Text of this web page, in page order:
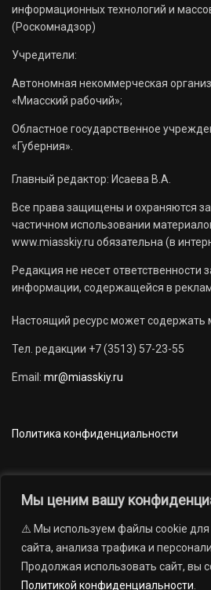
Мы ценим вашу
⚠️ Мы используем файлы cookie для
сайта, анализа трафика и
Продолжая использовать сайт, вы
Политикой конфиденциальности
информационных технологий и
(Роскомнадзор)
Учредители:
Автономная некоммерческая
«Миасский рабочий»;
Областное государственное
«Губерния».
Главный редактор: Исаева В.А.
Все права защищены и охраняются
частичном использовании
www.miasskiy.ru обязательна (в
Редакция не несет ответственности
информации, содержащейся в
Настоящий ресурс может содержать
Тел. редакции +7 (3513) 57-23-55
Email: mr@miasskiy.ru
Политика конфиденциальности
Новости Наши проекты
АРХИВ
16+